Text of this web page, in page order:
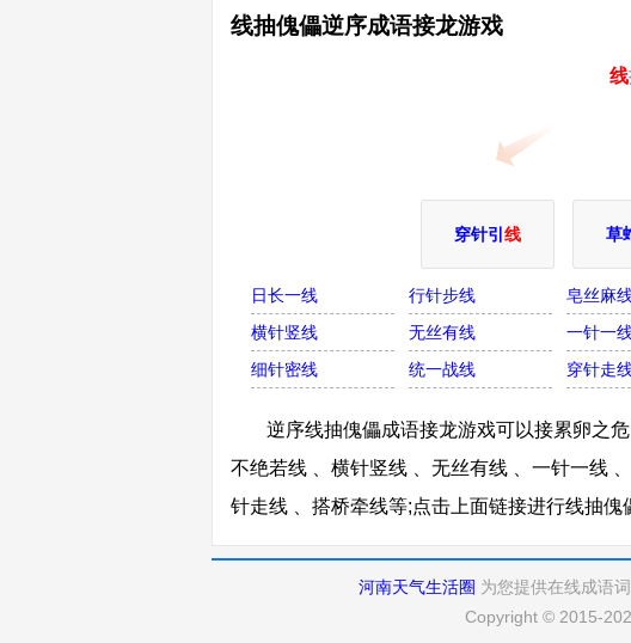
线抽傀儡逆序成语接龙游戏
线
穿针引 线 草
日长一线 行针步线 皂丝麻
横针竖线
无丝有线 一针一
细针密线
统一战线 穿针走
逆序线抽傀儡成语接龙游戏可以接累卵之
不绝若线 、横针竖线 、无丝有线 、一针一线
针走线 、搭桥牵线等;点击上面链接进行线抽傀
河南天气生活圈 为您提供在线成语
Copyright © 2015-